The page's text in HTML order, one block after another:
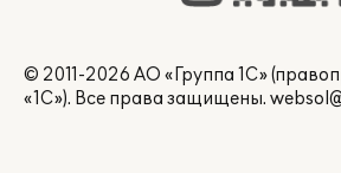
© 2011-2026 АО «Группа 1С»
«1С»). Все права защищены.